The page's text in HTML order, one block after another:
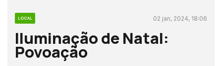
LOCAL 02 jan, 2024, 18:06
Iluminação de Natal:
Povoação